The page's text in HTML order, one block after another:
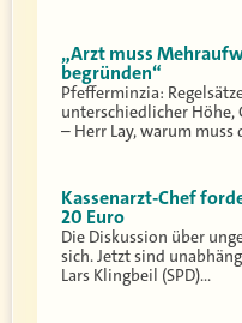
„Arzt muss
begründen“
Pfefferminzia:
unterschiedlicher
– Herr Lay, warum
Kassenarzt-Chef
20 Euro
Die Diskussion über
sich. Jetzt sind
Lars Klingbeil (SPD)…